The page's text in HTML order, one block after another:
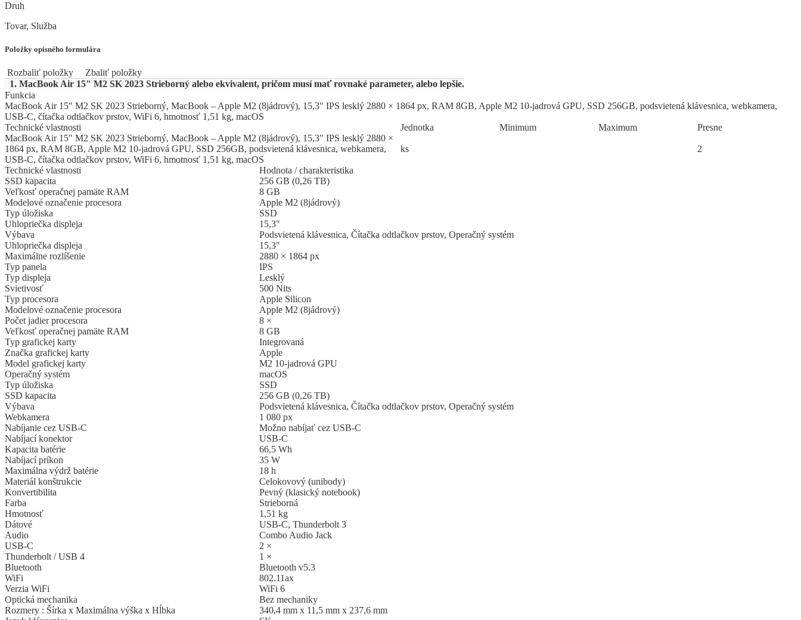
Druh
Tovar, Služba
Položky opisného formulára
Rozbaliť položky
Zbaliť položky
1. MacBook Air 15" M2 SK 2023 Strieborný alebo ekvivalent, pričom musí mať rovnaké parameter, alebo lepšie.
Funkcia
MacBook Air 15" M2 SK 2023 Strieborný, MacBook – Apple M2 (8jádrový), 15,3" IPS lesklý 2880 × 1864 px, RAM 8GB, Apple M2 10-jadrová GPU, SSD 256GB, podsvietená klávesnica, webkamera,
USB-C, čítačka odtlačkov prstov, WiFi 6, hmotnosť 1,51 kg, macOS
Technické vlastnosti
Jed­not­ka Mi­ni­mum Ma­xi­mum Pres­ne
MacBook Air 15" M2 SK 2023 Strieborný, MacBook – Apple M2 (8jádrový), 15,3" IPS lesklý 2880 ×
1864 px, RAM 8GB, Apple M2 10-jadrová GPU, SSD 256GB, podsvietená klávesnica, webkamera,
USB-C, čítačka odtlačkov prstov, WiFi 6, hmotnosť 1,51 kg, macOS
ks 2
Technické vlastnosti
Hodnota / charakteristika
SSD kapacita
256 GB (0,26 TB)
Veľkosť operačnej pamäte RAM
8 GB
Modelové označenie procesora
Apple M2 (8jádrový)
Typ úložiska
SSD
Uhlopriečka displeja
15,3"
Výbava
Podsvietená klávesnica, Čítačka odtlačkov prstov, Operačný systém
Uhlopriečka displeja
15,3"
Maximálne rozlíšenie
2880 × 1864 px
Typ panela
IPS
Typ displeja
Lesklý
Svietivosť
500 Nits
Typ procesora
Apple Silicon
Modelové označenie procesora
Apple M2 (8jádrový)
Počet jadier procesora
8 ×
Veľkosť operačnej pamäte RAM
8 GB
Typ grafickej karty
Integrovaná
Značka grafickej karty
Apple
Model grafickej karty
M2 10-jadrová GPU
Operačný systém
macOS
Typ úložiska
SSD
SSD kapacita
256 GB (0,26 TB)
Výbava
Podsvietená klávesnica, Čítačka odtlačkov prstov, Operačný systém
Webkamera
1 080 px
Nabíjanie cez USB-C
Možno nabíjať cez USB-C
Nabíjací konektor
USB-C
Kapacita batérie
66,5 Wh
Nabíjací príkon
35 W
Maximálna výdrž batérie
18 h
Materiál konštrukcie
Celokovový (unibody)
Konvertibilita
Pevný (klasický notebook)
Farba
Strieborná
Hmotnosť
1,51 kg
Dátové
USB-C, Thunderbolt 3
Audio
Combo Audio Jack
USB-C
2 ×
Thunderbolt / USB 4
1 ×
Bluetooth
Bluetooth v5.3
WiFi
802.11ax
Verzia WiFi
WiFi 6
Optická mechanika
Bez mechaniky
Rozmery : Šírka x Maximálna výška x Hĺbka
340,4 mm x 11,5 mm x 237,6 mm